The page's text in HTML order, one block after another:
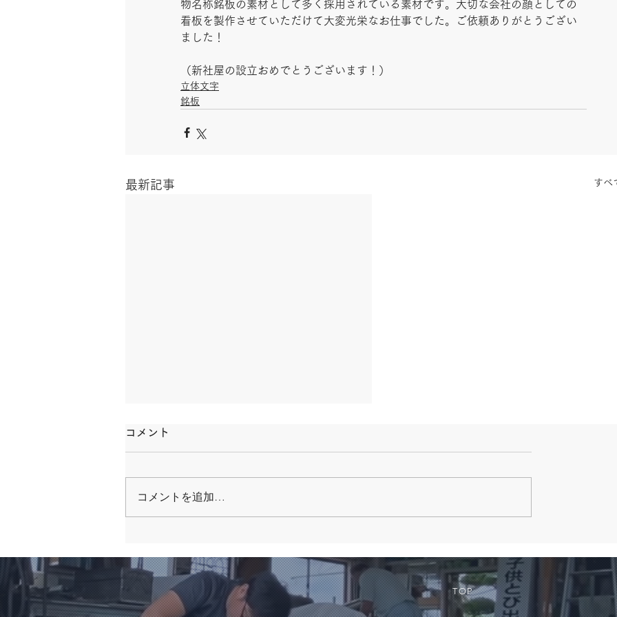
物名称銘板の素材として多く採用されている素材です。大切な会社の顔としての
看板を製作させていただけて大変光栄なお仕事でした。ご依頼ありがとうござい
ました！
（新社屋の設立おめでとうございます！）
立体文字
銘板
最新記事 すべ
阪本行政書士法務事務所様：看板デザ
イン
コメント
コメントを追加…
TOP